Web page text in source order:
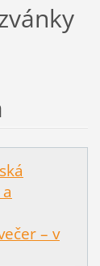
– v